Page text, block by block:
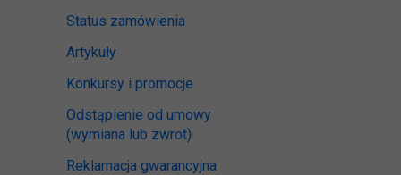
Status zamówienia
Artykuły
Konkursy i promocje
Odstąpienie od umowy
(wymiana lub zwrot)
Reklamacja gwarancyjna